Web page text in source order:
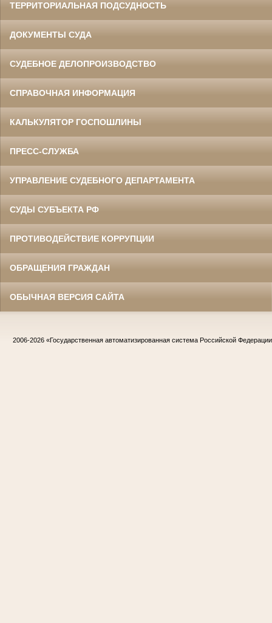
ТЕРРИТОРИАЛЬНАЯ ПОДСУДНОСТЬ
ДОКУМЕНТЫ СУДА
СУДЕБНОЕ ДЕЛОПРОИЗВОДСТВО
СПРАВОЧНАЯ ИНФОРМАЦИЯ
КАЛЬКУЛЯТОР ГОСПОШЛИНЫ
ПРЕСС-СЛУЖБА
УПРАВЛЕНИЕ СУДЕБНОГО ДЕПАРТАМЕНТА
СУДЫ СУБЪЕКТА РФ
ПРОТИВОДЕЙСТВИЕ КОРРУПЦИИ
ОБРАЩЕНИЯ ГРАЖДАН
ОБЫЧНАЯ ВЕРСИЯ САЙТА
2006-2026 «Государственная автоматизированная система Российской